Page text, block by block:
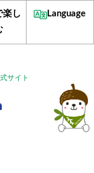
サイト
楽し
Language